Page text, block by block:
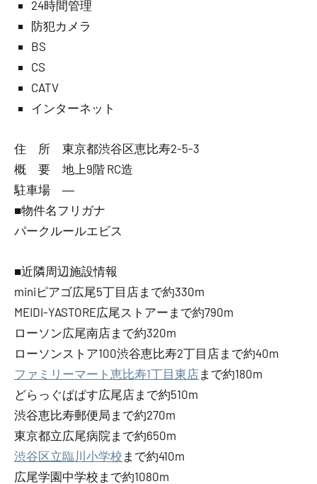
24時間管理
防犯カメラ
BS
CS
CATV
インターネット
住 所 東京都渋谷区恵比寿2-5-3
概 要 地上9階 RC造
駐車場 ―
■物件名フリガナ
パークルールエビス
■近隣周辺施設情報
miniピアゴ広尾5丁目店まで約330m
MEIDI-YASTORE広尾ストアーまで約790m
ローソン広尾南店まで約320m
ローソンストア100渋谷恵比寿2丁目店まで約40m
ファミリーマート恵比寿1丁目東店まで約180m
どらっぐぱぱす広尾店まで約510m
渋谷恵比寿郵便局まで約270m
東京都立広尾病院まで約650m
渋谷区立臨川小学校 まで約410m
広尾学園中学校まで約1080m